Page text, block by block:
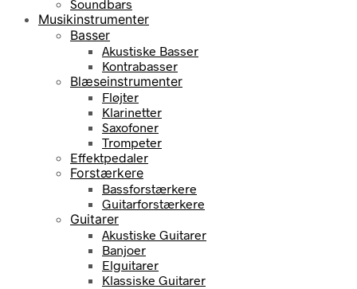
Soundbars
Musikinstrumenter
Basser
Akustiske Basser
Kontrabasser
Blæseinstrumenter
Fløjter
Klarinetter
Saxofoner
Trompeter
Effektpedaler
Forstærkere
Bassforstærkere
Guitarforstærkere
Guitarer
Akustiske Guitarer
Banjoer
Elguitarer
Klassiske Guitarer